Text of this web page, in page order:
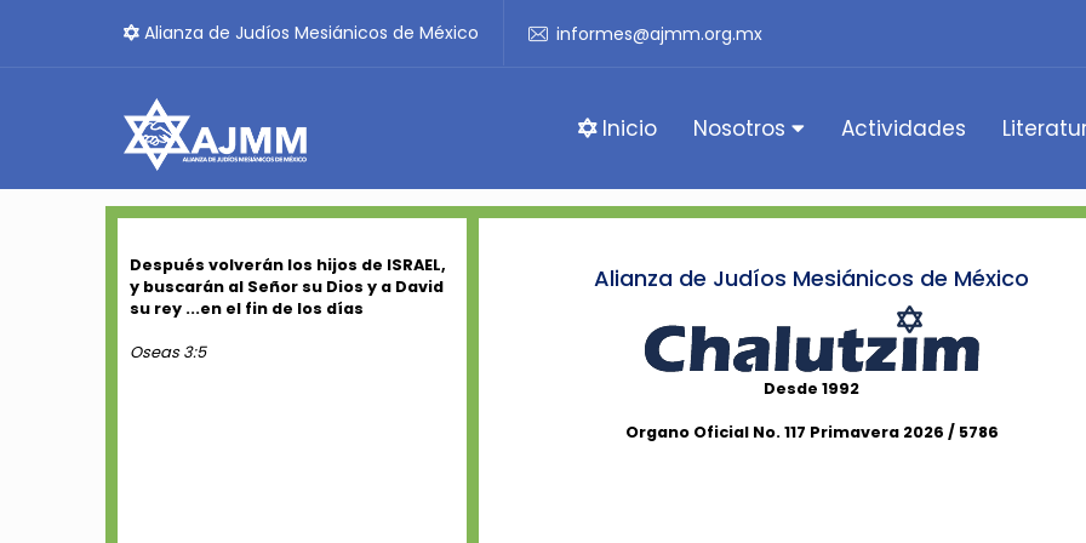
Alianza de Judíos Mesiánicos de México informes@ajmm.org.mx
Inicio Nosotros Actividades
Después volverán los hijos de ISRAEL,
y buscarán al Señor su Dios y a David
su rey ...en el fin de los días
Oseas 3:5
Alianza de Judíos Mesiánicos de México
Desde 1992
Organo Oficial No. 117 Primavera 2026 / 5786